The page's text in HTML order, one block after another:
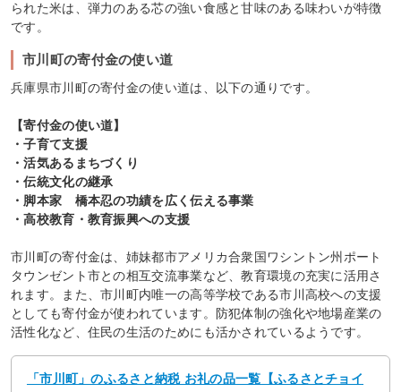
られた米は、弾力のある芯の強い食感と甘味のある味わいが特徴
です。
市川町の寄付金の使い道
兵庫県市川町の寄付金の使い道は、以下の通りです。
【寄付金の使い道】
・子育て支援
・活気あるまちづくり
・伝統文化の継承
・脚本家 橋本忍の功績を広く伝える事業
・高校教育・教育振興への支援
市川町の寄付金は、姉妹都市アメリカ合衆国ワシントン州ポート
タウンゼント市との相互交流事業など、教育環境の充実に活用さ
れます。また、市川町内唯一の高等学校である市川高校への支援
としても寄付金が使われています。防犯体制の強化や地場産業の
活性化など、住民の生活のためにも活かされているようです。
「市川町」のふるさと納税 お礼の品一覧【ふるさとチョイ